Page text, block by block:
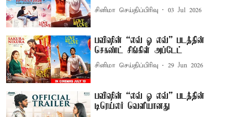
சினிமா செய்திப்பிரிவு 03 Jul 2026
பவிஷின் “லவ் ஓ லவ்” படத்தின்
செகண்ட் சிங்கிள் அப்டேட்
சினிமா செய்திப்பிரிவு 29 Jun 2026
பவிஷின் “லவ் ஓ லவ்” படத்தின்
டிரெய்லர் வெளியானது